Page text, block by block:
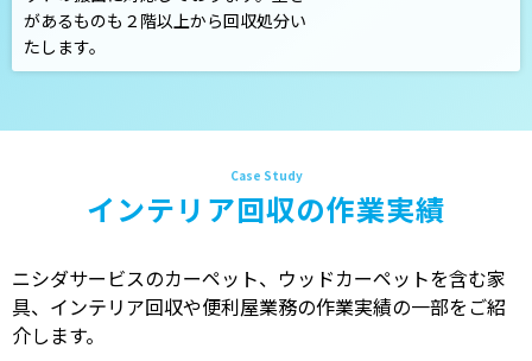
があるものも２階以上から回収処分い
たします。
インテリア回収の作業実績
ニシダサービスのカーペット、ウッドカーペットを含む家
具、インテリア回収や便利屋業務の作業実績の一部をご紹
介します。